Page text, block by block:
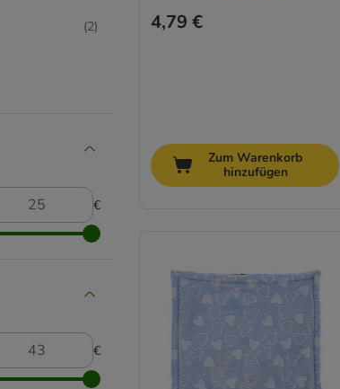
(2)
€
€
4,79 €
Zum Warenkorb
hinzufügen